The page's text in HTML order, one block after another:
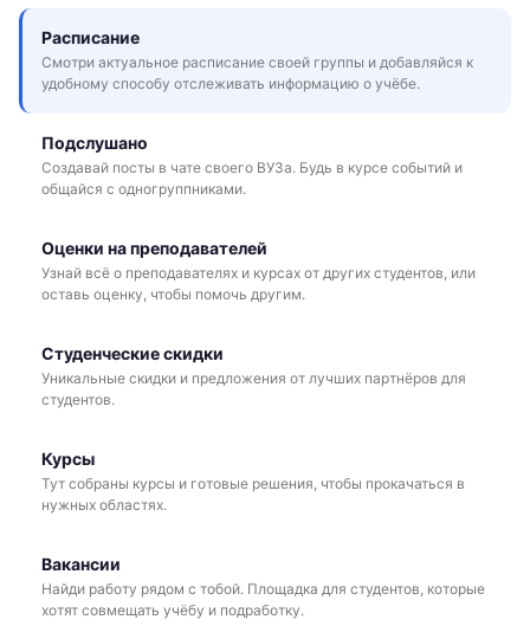
Расписание
Смотри актуальное расписание своей группы и добавляйся к
удобному способу отслеживать информацию о учёбе.
Подслушано
Создавай посты в чате своего ВУЗа. Будь в курсе событий и
общайся с одногруппниками.
Оценки на преподавателей
Узнай всё о преподавателях и курсах от других студентов, или
оставь оценку, чтобы помочь другим.
Студенческие скидки
Уникальные скидки и предложения от лучших партнёров для
студентов.
Курсы
Тут собраны курсы и готовые решения, чтобы прокачаться в
нужных областях.
Вакансии
Найди работу рядом с тобой. Площадка для студентов, которые
хотят совмещать учёбу и подработку.